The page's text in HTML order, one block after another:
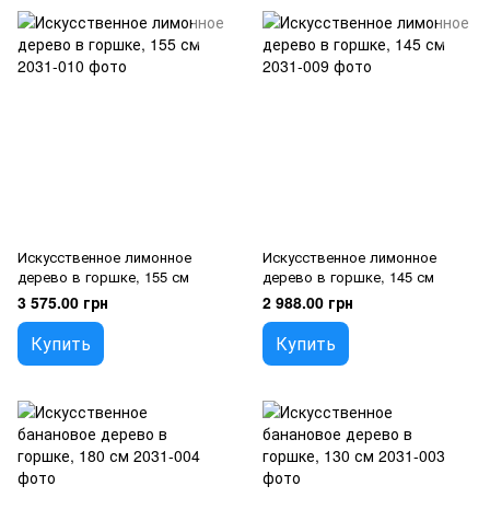
Искусственное лимонное
дерево в горшке, 155 см
3 575.00 грн
Купить
Искусственное лимонное
дерево в горшке, 145 см
2 988.00 грн
Купить